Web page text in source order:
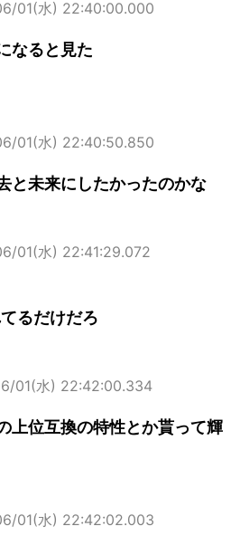
01(水) 22:40:00.000
なると見た
01(水) 22:40:50.850
と未来にしたかったのかな
01(水) 22:41:29.072
るだけだろ
01(水) 22:42:00.334
上位互換の特性とか貰って輝
01(水) 22:42:02.003